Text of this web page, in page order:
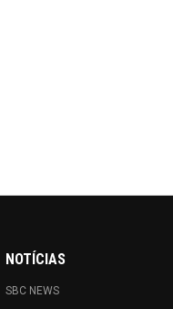
NOTÍCIAS
SBC NEWS